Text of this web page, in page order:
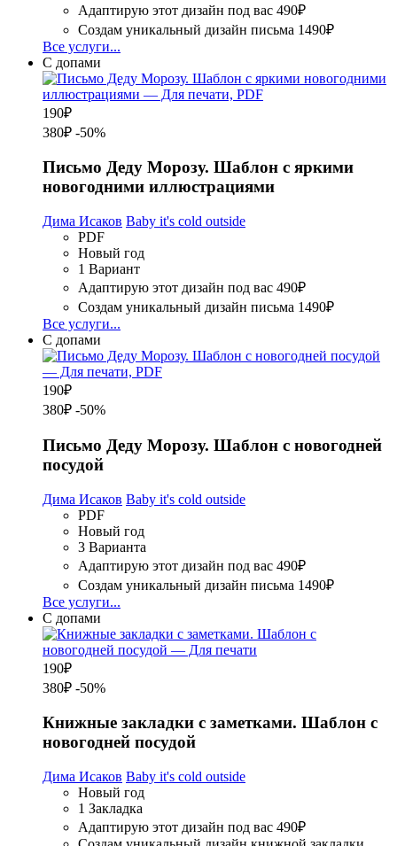
Адаптирую этот дизайн под вас 490₽
Создам уникальный дизайн письма 1490₽
Все услуги...
С допами
190₽
380₽ -50%
Письмо Деду Морозу. Шаблон с яркими
новогодними иллюстрациями
Дима Исаков Baby it's cold outside
PDF
Новый год
1 Вариант
Адаптирую этот дизайн под вас 490₽
Создам уникальный дизайн письма 1490₽
Все услуги...
С допами
190₽
380₽ -50%
Письмо Деду Морозу. Шаблон с новогодней
посудой
Дима Исаков Baby it's cold outside
PDF
Новый год
3 Варианта
Адаптирую этот дизайн под вас 490₽
Создам уникальный дизайн письма 1490₽
Все услуги...
С допами
190₽
380₽ -50%
Книжные закладки с заметками. Шаблон с
новогодней посудой
Дима Исаков Baby it's cold outside
Новый год
1 Закладка
Адаптирую этот дизайн под вас 490₽